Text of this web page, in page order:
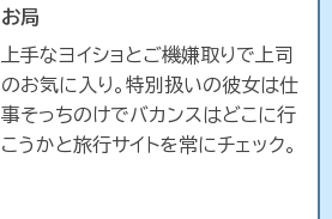
お局
上手なヨイショとご機嫌取りで上司
のお気に入り。特別扱いの彼女は仕
事そっちのけでバカンスはどこに行
こうかと旅行サイトを常にチェック。